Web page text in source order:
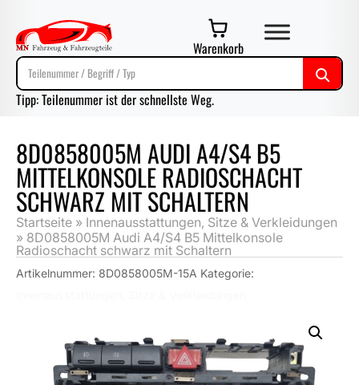
Warenkorb
Tipp: Teilenummer ist der schnellste Weg.
8D0858005M AUDI A4/S4 B5
MITTELKONSOLE RADIOSCHACHT
SCHWARZ MIT SCHALTERN
Startseite » Innenausstattungen, Sitze & Verkleidungen
» 8D0858005M Audi A4/S4 B5 Mittelkonsole
Radioschacht schwarz mit Schaltern
Artikelnummer: 8D0858005M-15A Kategorie: